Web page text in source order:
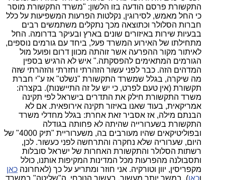
התקשורת פרסם הודעה בזו הלשון: "משרד התקשורת מוסר
כי החל מאמש, לסירוגין, נקלטות הפרעות המשפיעות על כלל
חברות הסלולר וכתוצאה מכך נתקלים משתמשים רבים
בבעיות שירות באיזורים שונים בארץ ובעיקר בדרומה. החל
מתחילתו של האירוע המשרד פעל, ביחד עם גורמים נוספים,
לאיתור מקור ההפרעה אשר זוהתה מכוון דרום ופועל מול
הגורמים המתאימים להפסקתה." איש לא הרגיש בספין
המדהים הזה. כבר לפני עשור הזהרתי וחזרתי והזהרתי שזה
מה שיקרה, בגלל שמשרד התקשורת "נשלט" אז ע"י חברת
תקשורת (אין טעם לפרט, כי יש על זה התיישנות). בקצרה:
משרד התקשורת חילק את התדרים בישראל לפי תקינה
אמריקאית, בעוד שאנו באיזור תקינה אירופאית. אם לא
הבנתם מילה, אז אסביר זאת אחרת: בגלל מחדלי משרד
התקשורת בשערורייה שהיתה לא פחותה בגודלה
ובפוליטיקאים שהיו מעורבים בה, משערוריית "תיק 4000" של
היום, שערוריה שלא נחקרה והתרחשה לפני כעשור. לכן,
רשתות הסלולר והתקשורת האחרות של ישראל סובלות
ותסבולנה מהפרעות מכל המדינות המקיפות אותנו, כולל
מקפריסין, יוון וטורקיה. אני חוזר ומתריע על כך (לאחרונה כאן
וכאן), במשך יותר מעשור. בעשור הנוכחי, ה"שליטה" במשרד